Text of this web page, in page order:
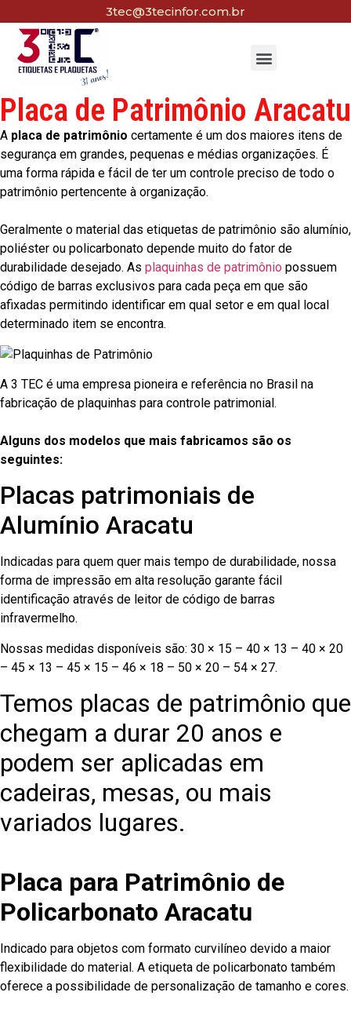
3tec@3tecinfor.com.br
Placa de Patrimônio Aracatu
A placa de patrimônio certamente é um dos maiores itens de
segurança em grandes, pequenas e médias organizações. É
uma forma rápida e fácil de ter um controle preciso de todo o
patrimônio pertencente à organização.
Geralmente o material das etiquetas de patrimônio são alumínio,
poliéster ou policarbonato depende muito do fator de
durabilidade desejado. As plaquinhas de patrimônio possuem
código de barras exclusivos para cada peça em que são
afixadas permitindo identificar em qual setor e em qual local
determinado item se encontra.
A 3 TEC é uma empresa pioneira e referência no Brasil na
fabricação de plaquinhas para controle patrimonial.
Alguns dos modelos que mais fabricamos são os
seguintes:
Placas patrimoniais de
Alumínio Aracatu
Indicadas para quem quer mais tempo de durabilidade, nossa
forma de impressão em alta resolução garante fácil
identificação através de leitor de código de barras
infravermelho.
Nossas medidas disponíveis são: 30 × 15 – 40 × 13 – 40 × 20
– 45 × 13 – 45 × 15 – 46 × 18 – 50 × 20 – 54 × 27.
Temos placas de patrimônio que
chegam a durar 20 anos e
podem ser aplicadas em
cadeiras, mesas, ou mais
variados lugares.
Placa para Patrimônio de
Policarbonato Aracatu
Indicado para objetos com formato curvilíneo devido a maior
flexibilidade do material. A etiqueta de policarbonato também
oferece a possibilidade de personalização de tamanho e cores.